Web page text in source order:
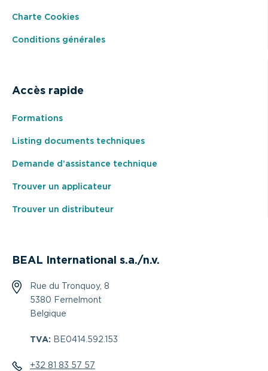
Charte Cookies
Conditions générales
Accès rapide
Formations
Listing documents techniques
Demande d’assistance technique
Trouver un applicateur
Trouver un distributeur
BEAL International s.a./n.v.
Rue du Tronquoy, 8
5380 Fernelmont
Belgique
TVA: BE0414.592.153
+32 81 83 57 57